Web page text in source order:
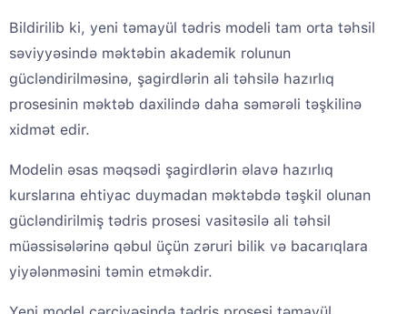
Bildirilib ki, yeni təmayül tədris modeli tam orta təhsil
səviyyəsində məktəbin akademik rolunun
gücləndirilməsinə, şagirdlərin ali təhsilə hazırlıq
prosesinin məktəb daxilində daha səmərəli təşkilinə
xidmət edir.
Modelin əsas məqsədi şagirdlərin əlavə hazırlıq
kurslarına ehtiyac duymadan məktəbdə təşkil olunan
gücləndirilmiş tədris prosesi vasitəsilə ali təhsil
müəssisələrinə qəbul üçün zəruri bilik və bacarıqlara
yiyələnməsini təmin etməkdir.